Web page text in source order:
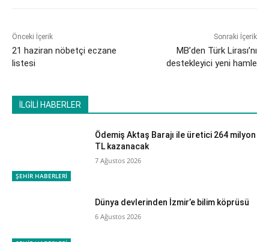
Önceki İçerik
21 haziran nöbetçi eczane
listesi
Sonraki İçerik
MB’den Türk Lirası’nı
destekleyici yeni hamle
İLGİLİ HABERLER
ŞEHİR HABERLERİ
Ödemiş Aktaş Barajı ile üretici 264 milyon
TL kazanacak
7 Ağustos 2026
Dünya devlerinden İzmir’e bilim köprüsü
6 Ağustos 2026